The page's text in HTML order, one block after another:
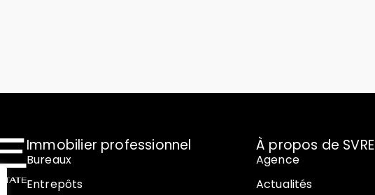
Immobilier professionnel
Bureaux
Entrepôts
À propos de SVRE
Agence
Actualités